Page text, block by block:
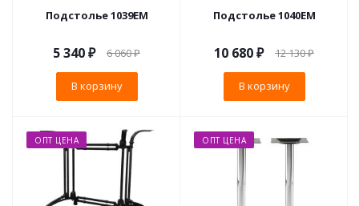
Подстолье 1039EM
5 340₽ 6 060₽
В корзину
Подстолье 1040EM
10 680₽ 12 130₽
В корзину
ОПТ ЦЕНА ОПТ ЦЕНА